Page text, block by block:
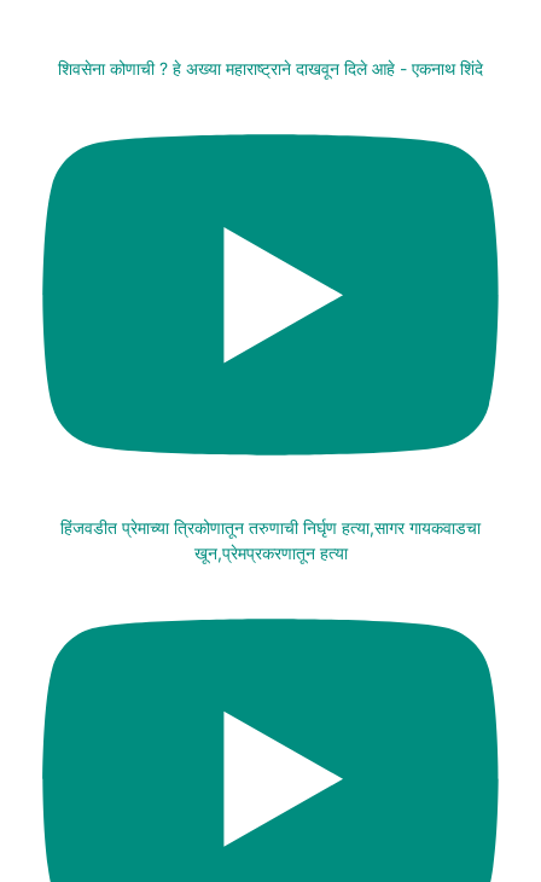
शिवसेना कोणाची ? हे अख्या महाराष्ट्राने दाखवून दिले आहे - एकनाथ शिंदे
हिंजवडीत प्रेमाच्या त्रिकोणातून तरुणाची निर्घृण हत्या,सागर गायकवाडचा
खून,प्रेमप्रकरणातून हत्या